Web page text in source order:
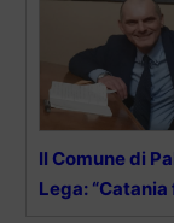
Il Comune di
Lega: